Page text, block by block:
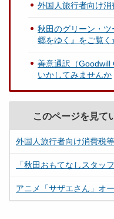
外国人旅行者向け
秋田のグリーン・
郷をゆく』をご覧く
善意通訳（Goodwill
いかしてみませんか
このページを見て
外国人旅行者向け消費税
「秋田おもてなしスタッ
アニメ「サザエさん」オ